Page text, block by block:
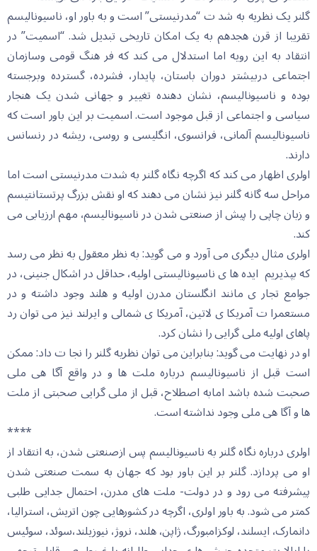
گلنر یک نظریه به شد ت “مدرنیستی” است و به باور او، ناسیونالیسم
تقریبا از قرن هجدهم به یک امکان تاریخی تبدیل شد. “اسمیت” در
انتقاد به این رویه اما استدلال می کند که فر هنگ قومی وسازمان
اجتماعی دربیشتر دوران باستان، پایدار، فشرده، گسترده وبرجسته
بوده و ناسیونالیسم، نشان دهنده تغییر و جهانی شدن یک هنجار
سیاسی و اجتماعی از قبل موجود است. اسمیت بر این باور است که
ناسیونالیسم آلمانی، فرانسوی، انگلیسی و روسی، ریشه در رنسانس
دارند.
اولری اظهار می کند که اگرچه نگاه گلنر به شدت مدرنیستی است اما
مراحل سه گانه گلنر نیز نشان می دهند که او نقش بزرگ پرتستانتیسم
و زبان چاپی را پیش از صنعتی شدن در ناسیونالیسم، مهم ارزیابی می
کند.
اولری مثال دیگری می آورد و می گوید: به نظر معقول به نظر می رسد
که بپذیریم ایده ها ی ناسیونالیستی اولیه، حداقل در اشکال جنینی، در
جوامع تجار ی مانند انگلستان مدرن اولیه و هلند وجود داشته و در
مستعمرا ت آمریکا ی لاتین، آمریکا ی شمالی و ایرلند نیز می توان رد
پاهای اولیه ملی گرایی را نشان کرد.
او در نهایت می گوید: بنابراین می توان نظریه گلنر را نجا ت داد: ممکن
است قبل از ناسیونالیسم درباره ملت ها و در واقع آگا هی ملی
صحبت شده باشد امابه اصطلاح، قبل از ملی گرایی صحبتی از ملت
ها و آگا هی ملی وجود نداشته است.
****
اولری درباره نگاه گلنر به ناسیونالیسم پس ازصنعتی شدن، به انتقاد از
او می پردازد. گلنر بر این باور بود که جهان به سمت صنعتی شدن
پیشرفته می رود و در دولت- ملت های مدرن، احتمال جدایی طلبی
کمتر می شود. به باور اولری، اگرچه در کشورهایی چون اتریش، استرالیا،
دانمارک، ایسلند، لوکزامبورگ، ژاپن، هلند، نروژ، نیوزیلند،سوئد، سوئیس